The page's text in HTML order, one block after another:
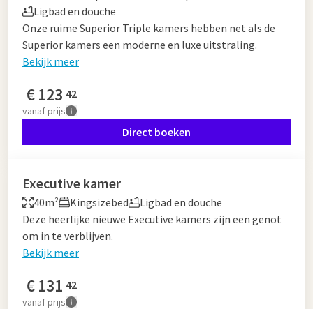
Ligbad en douche
Onze ruime Superior Triple kamers hebben net als de
Superior kamers een moderne en luxe uitstraling.
Bekijk meer
€123 42
vanafprijs
Direct boeken
Executive kamer
40m² Kingsizebed
Ligbad en douche
Deze heerlijke nieuwe Executive kamers zijn een genot
om in te verblijven.
Bekijk meer
€131 42
vanafprijs